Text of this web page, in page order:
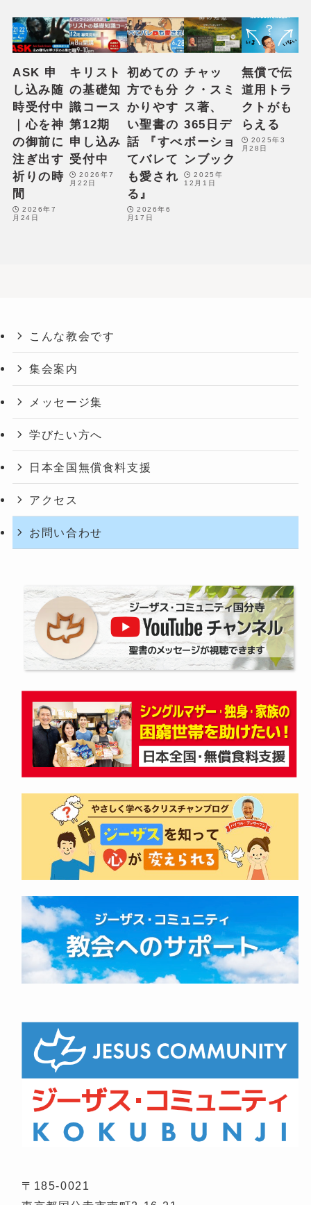
ASK 申
し込み随
時受付中
｜心を神
の御前に
注ぎ出す
祈りの時
間
2026年7
月24日
キリスト
の基礎知
識コース
第12期
申し込み
受付中
2026年7
月22日
初めての
方でも分
かりやす
い聖書の
話 『すべ
てバレて
も愛され
る』
2026年6
月17日
チャッ
ク・スミ
ス著、
365日デ
ボーショ
ンブック
2025年
12月1日
無償で伝
道用トラ
クトがも
らえる
2025年3
月28日
こんな教会です
集会案内
メッセージ集
学びたい方へ
日本全国無償食料支援
アクセス
お問い合わせ
〒185-0021